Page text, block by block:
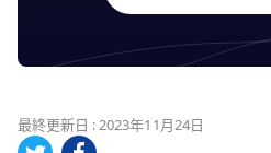
最終更新日 : 2023年11月24日